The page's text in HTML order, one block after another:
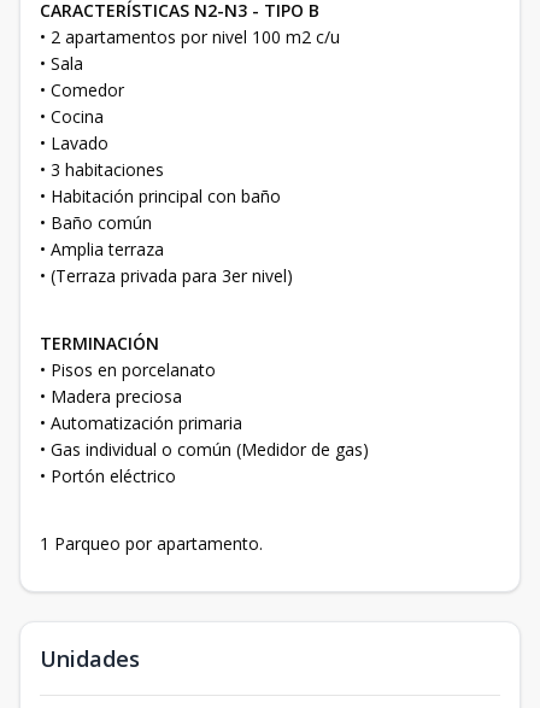
CARACTERÍSTICAS N2-N3 - TIPO B
• 2 apartamentos por nivel 100 m2 c/u
• Sala
• Comedor
• Cocina
• Lavado
• 3 habitaciones
• Habitación principal con baño
• Baño común
• Amplia terraza
• (Terraza privada para 3er nivel)
TERMINACIÓN
• Pisos en porcelanato
• Madera preciosa
• Automatización primaria
• Gas individual o común (Medidor de gas)
• Portón eléctrico
1 Parqueo por apartamento.
Unidades